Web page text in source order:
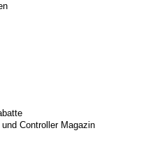
Controller Magazin